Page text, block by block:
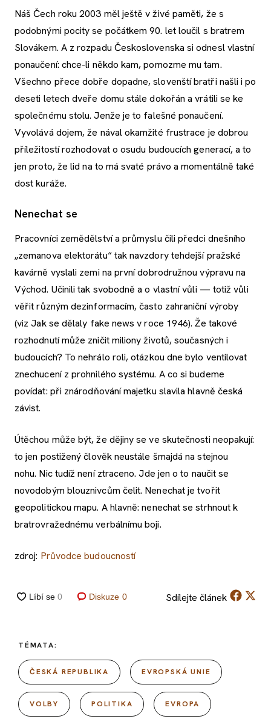
Náš Čech roku 2003 měl ještě v živé paměti, že s
podobnými pocity se počátkem 90. let loučil s bratrem
Slovákem. A z rozpadu Československa si odnesl vlastní
ponaučení: chce-li někdo kam, pomozme mu tam.
Všechno přece dobře dopadne, slovenští bratři našli i po
deseti letech dveře domu stále dokořán a vrátili se ke
společnému stolu. Jenže je to falešné ponaučení.
Vyvolává dojem, že nával okamžité frustrace je dobrou
příležitostí rozhodovat o osudu budoucích generací, a to
jen proto, že lid na to má svaté právo a momentálně také
dost kuráže.
Nenechat se
Pracovníci zemědělství a průmyslu čili předci dnešního
„zemanova elektorátu“ tak navzdory tehdejší pražské
kavárně vyslali zemi na první dobrodružnou výpravu na
Východ. Učinili tak svobodně a o vlastní vůli — totiž vůli
věřit různým dezinformacím, často zahraniční výroby
(viz Jak se dělaly fake news v roce 1946). Že takové
rozhodnutí může zničit miliony životů, současných i
budoucích? To nehrálo roli, otázkou dne bylo ventilovat
znechucení z prohnilého systému. A co si budeme
povídat: při znárodňování majetku slavila hlavně česká
závist.
Útěchou může být, že dějiny se ve skutečnosti neopakují:
to jen postižený člověk neustále šmajdá na stejnou
nohu. Nic tudíž není ztraceno. Jde jen o to naučit se
novodobým blouznivcům čelit. Nenechat je tvořit
geopolitickou mapu. A hlavně: nenechat se strhnout k
bratrovražednému verbálnímu boji.
zdroj: Průvodce budoucností
Diskuze 0 Sdílejte článek
TÉMATA:
ČESKÁ REPUBLIKA EVROPSKÁ UNIE
VOLBY POLITIKA EVROPA